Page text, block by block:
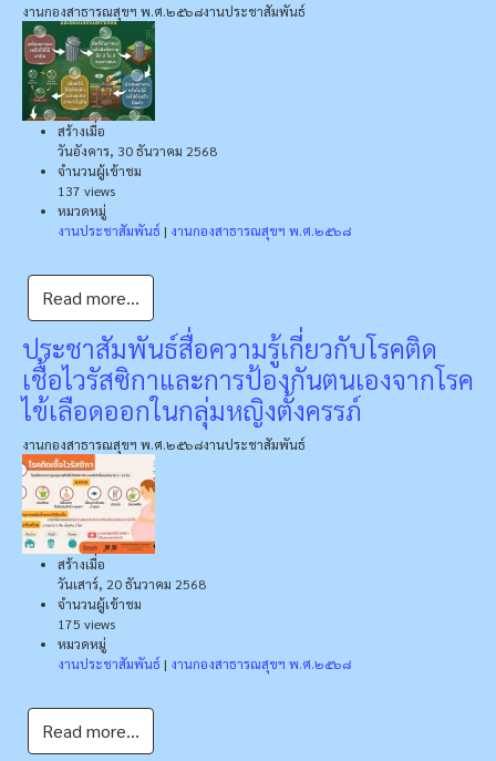
งานกองสาธารณสุขฯ พ.ศ.๒๕๖๘งานประชาสัมพันธ์
สร้างเมื่อ
วันอังคาร, 30 ธันวาคม 2568
จำนวนผู้เข้าชม
137 views
หมวดหมู่
งานประชาสัมพันธ์ | งานกองสาธารณสุขฯ พ.ศ.๒๕๖๘
Read more...
ประชาสัมพันธ์สื่อความรู้เกี่ยวกับโรคติด
เชื้อไวรัสซิกาและการป้องกันตนเองจากโรค
ไข้เลือดออกในกลุ่มหญิงตั้งครรภ์
งานกองสาธารณสุขฯ พ.ศ.๒๕๖๘งานประชาสัมพันธ์
สร้างเมื่อ
วันเสาร์, 20 ธันวาคม 2568
จำนวนผู้เข้าชม
175 views
หมวดหมู่
งานประชาสัมพันธ์ | งานกองสาธารณสุขฯ พ.ศ.๒๕๖๘
Read more...